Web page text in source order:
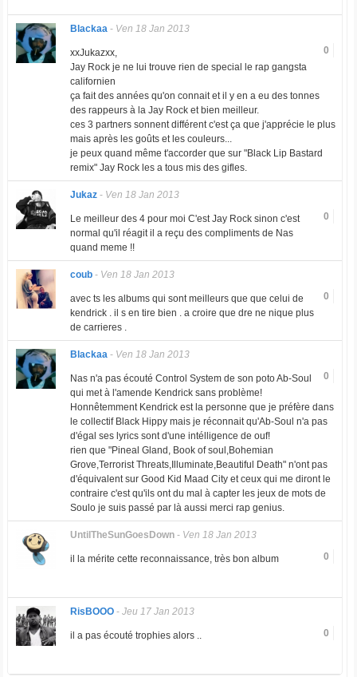
Blackaa- Ven 18 Jan 2013
0
xxJukazxx,
Jay Rock je ne lui trouve rien de special le rap gangsta
californien
ça fait des années qu'on connait et il y en a eu des tonnes
des rappeurs à la Jay Rock et bien meilleur.
ces 3 partners sonnent différent c'est ça que j'apprécie le plus
mais après les goûts et les couleurs...
je peux quand même t'accorder que sur "Black Lip Bastard
remix" Jay Rock les a tous mis des gifles.
Jukaz- Ven 18 Jan 2013
0
Le meilleur des 4 pour moi C'est Jay Rock sinon c'est
normal qu'il réagit il a reçu des compliments de Nas
quand meme !!
coub- Ven 18 Jan 2013
0
avec ts les albums qui sont meilleurs que que celui de
kendrick . il s en tire bien . a croire que dre ne nique plus
de carrieres .
Blackaa- Ven 18 Jan 2013
0
Nas n'a pas écouté Control System de son poto Ab-Soul
qui met à l'amende Kendrick sans problème!
Honnêtemment Kendrick est la personne que je préfère dans
le collectif Black Hippy mais je réconnait qu'Ab-Soul n'a pas
d'égal ses lyrics sont d'une intélligence de ouf!
rien que "Pineal Gland, Book of soul,Bohemian
Grove,Terrorist Threats,Illuminate,Beautiful Death" n'ont pas
d'équivalent sur Good Kid Maad City et ceux qui me diront le
contraire c'est qu'ils ont du mal à capter les jeux de mots de
Soulo je suis passé par là aussi merci rap genius.
UntilTheSunGoesDown- Ven 18 Jan 2013
0
il la mérite cette reconnaissance, très bon album
RisBOOO- Jeu 17 Jan 2013
0
il a pas écouté trophies alors ..